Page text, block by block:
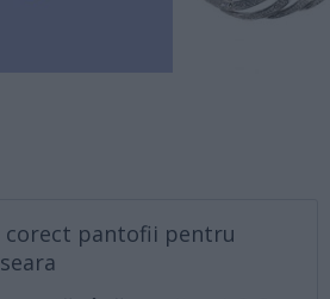
corect pantofii pentru